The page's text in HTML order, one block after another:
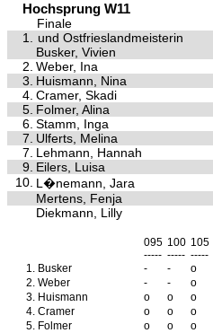
Hochsprung W11
Finale
1.
und Ostfrieslandmeisterin
Busker, Vivien
2. Weber, Ina
3. Huismann, Nina
4. Cramer, Skadi
5. Folmer, Alina
6. Stamm, Inga
7. Ulferts, Melina
7. Lehmann, Hannah
9. Eilers, Luisa
10. L�nemann, Jara
Mertens, Fenja
Diekmann, Lilly
095 100 105
----- ----- -----
1. Busker - - o
2. Weber - - o
3. Huismann o o o
4. Cramer o o o
5. Folmer o o o